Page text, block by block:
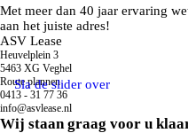
Met meer dan 40 jaar ervaring
aan het juiste adres!
ASV Lease
Heuvelplein 3
5463 XG Veghel
Route plannen
0413 - 31 77 36
info@asvlease.nl
Wij staan graag voor u
Sla de slider over